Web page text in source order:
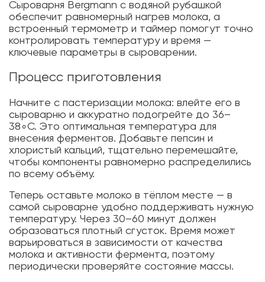
Сыроварня Bergmann с водяной рубашкой
обеспечит равномерный нагрев молока, а
встроенный термометр и таймер помогут точно
контролировать температуру и время —
ключевые параметры в сыроварении.
Процесс приготовления
Начните с пастеризации молока: влейте его в
сыроварню и аккуратно подогрейте до 36–
38∘C. Это оптимальная температура для
внесения ферментов. Добавьте пепсин и
хлористый кальций, тщательно перемешайте,
чтобы компоненты равномерно распределились
по всему объёму.
Теперь оставьте молоко в тёплом месте — в
самой сыроварне удобно поддерживать нужную
температуру. Через 30–60 минут должен
образоваться плотный сгусток. Время может
варьироваться в зависимости от качества
молока и активности фермента, поэтому
периодически проверяйте состояние массы.